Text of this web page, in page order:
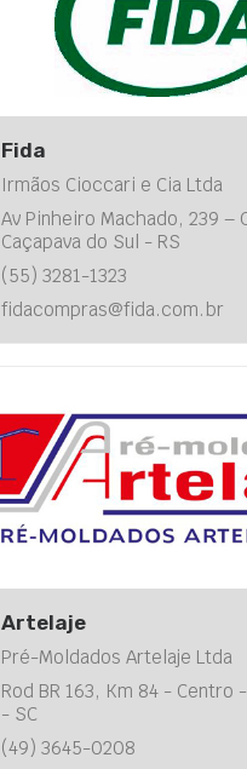
Fida
Irmãos Cioccari e Cia Ltda
Av Pinheiro Machado, 239 –
Caçapava do Sul - RS
(55) 3281-1323
fidacompras@fida.com.br
Artelaje
Pré-Moldados Artelaje Ltda
Rod BR 163, Km 84 - Centro
- SC
(49) 3645-0208